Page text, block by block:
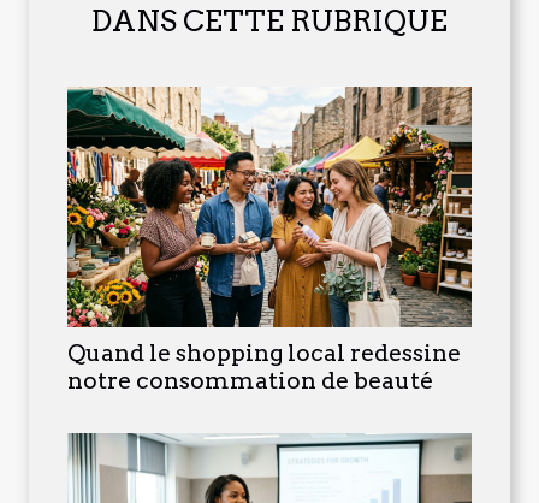
DANS CETTE RUBRIQUE
Quand le shopping local redessine
notre consommation de beauté